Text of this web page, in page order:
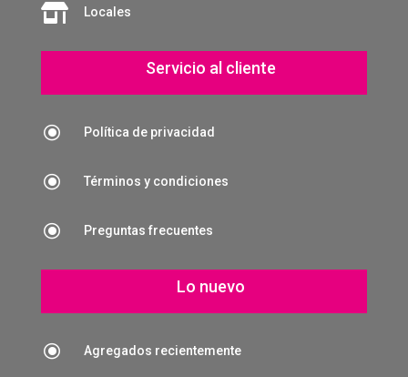
 Locales
Servicio al cliente
\ Política de privacidad
\ Términos y condiciones
\ Preguntas frecuentes
Lo nuevo
\ Agregados recientemente